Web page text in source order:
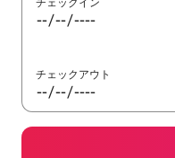
チェックアウト